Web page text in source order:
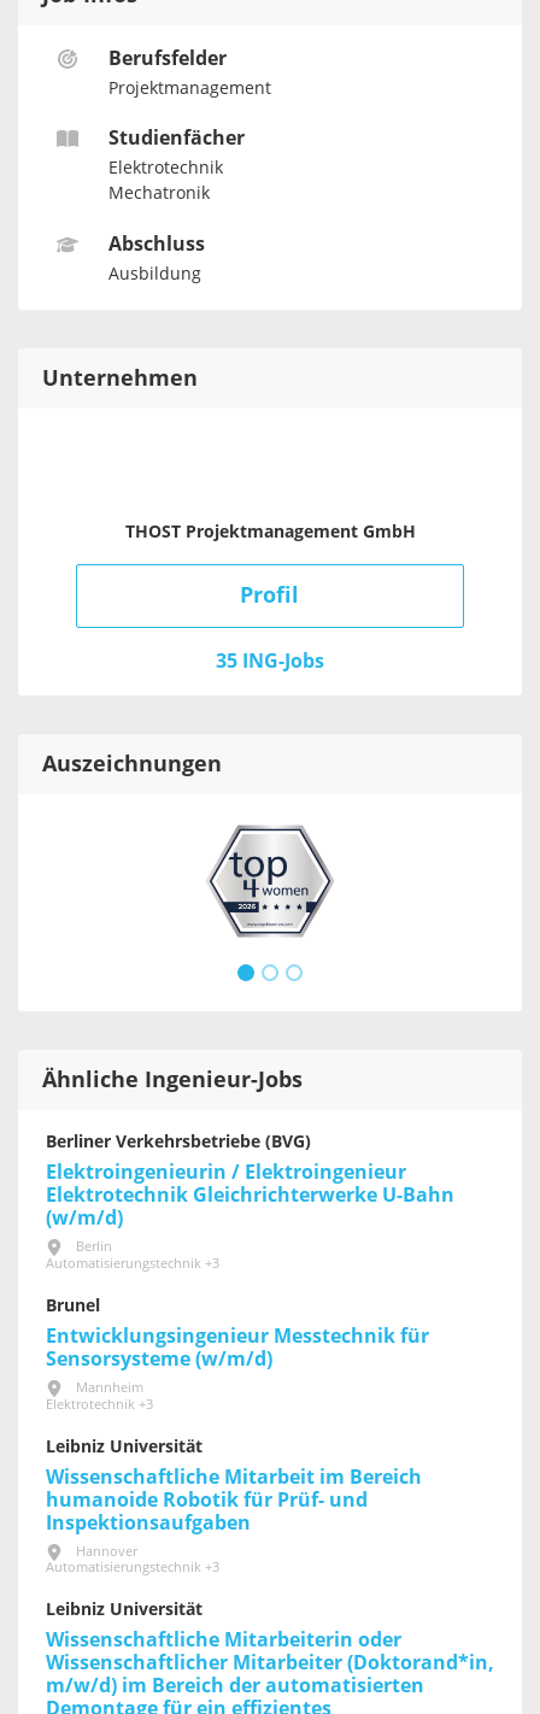
Berufsfelder
Projektmanagement
Studienfächer
Elektrotechnik
Mechatronik
Abschluss
Ausbildung
Unternehmen
THOST Projektmanagement GmbH
Profil
35 ING-Jobs
Auszeichnungen
Ähnliche Ingenieur-Jobs
Berliner Verkehrsbetriebe (BVG)
Elektroingenieurin / Elektroingenieur
Elektrotechnik Gleichrichterwerke U-Bahn
(w/m/d)
Berlin
Automatisierungstechnik +3
Brunel
Entwicklungsingenieur Messtechnik für
Sensorsysteme (w/m/d)
Mannheim
Elektrotechnik +3
Leibniz Universität
Wissenschaftliche Mitarbeit im Bereich
humanoide Robotik für Prüf- und
Inspektionsaufgaben
Hannover
Automatisierungstechnik +3
Leibniz Universität
Wissenschaftliche Mitarbeiterin oder
Wissenschaftlicher Mitarbeiter (Doktorand*in,
m/w/d) im Bereich der automatisierten
Demontage für ein effizientes